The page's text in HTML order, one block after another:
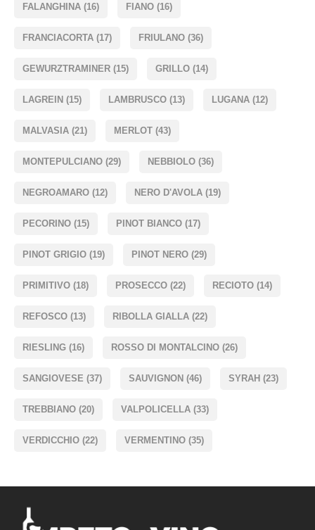
FALANGHINA (16) FIANO (16)
FRANCIACORTA (17) FRIULANO (36)
GEWURZTRAMINER (15) GRILLO (14)
LAGREIN (15) LAMBRUSCO (13) LUGANA (12)
MALVASIA (21) MERLOT (43)
MONTEPULCIANO (29) NEBBIOLO (36)
NEGROAMARO (12) NERO D'AVOLA (19)
PECORINO (15) PINOT BIANCO (17)
PINOT GRIGIO (19) PINOT NERO (29)
PRIMITIVO (18) PROSECCO (22) RECIOTO (14)
REFOSCO (13) RIBOLLA GIALLA (22)
RIESLING (16) ROSSO DI MONTALCINO (26)
SANGIOVESE (37) SAUVIGNON (46) SYRAH (23)
TREBBIANO (20) VALPOLICELLA (33)
VERDICCHIO (22) VERMENTINO (35)